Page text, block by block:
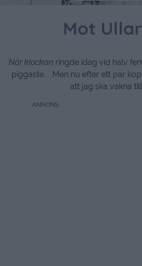
Mot
När klockan ringde idag vid halv
piggaste. . .Men nu efter ett par
att jag ska vakna